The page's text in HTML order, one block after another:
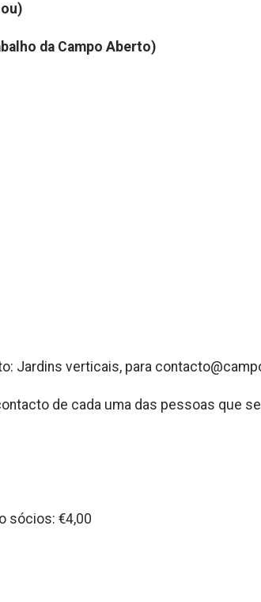
da Campo Aberto)
Jardins verticais, para
de cada uma das pessoas que
sócios: €4,00